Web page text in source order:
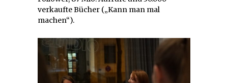
verkaufte Bücher („Kann man mal
machen“).